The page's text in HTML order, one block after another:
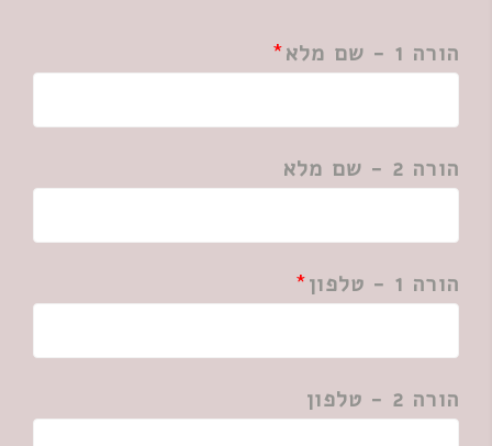
הורה 1 - שם מלא
הורה 2 - שם מלא
הורה 1 - טלפון
הורה 2 - טלפון